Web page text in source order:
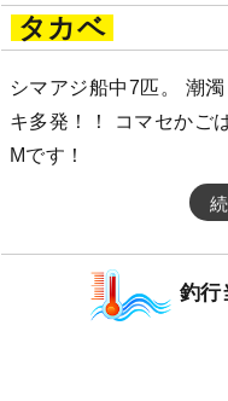
タカベ
シマアジ船中7匹。 潮
キ多発！！ コマセかご
Mです！
釣行